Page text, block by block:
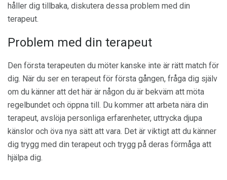
håller dig tillbaka, diskutera dessa problem med din
terapeut.
Problem med din terapeut
Den första terapeuten du möter kanske inte är rätt match för
dig. När du ser en terapeut för första gången, fråga dig själv
om du känner att det här är någon du är bekväm att möta
regelbundet och öppna till. Du kommer att arbeta nära din
terapeut, avslöja personliga erfarenheter, uttrycka djupa
känslor och öva nya sätt att vara. Det är viktigt att du känner
dig trygg med din terapeut och trygg på deras förmåga att
hjälpa dig.